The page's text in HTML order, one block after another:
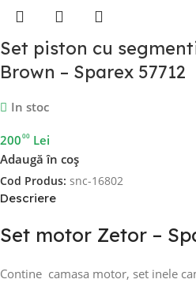
Set piston cu
Brown – Sparex 57712
In stoc
20000 Lei
Adaugă în coș
Cod Produs: snc-16802
Descriere
Set motor Zetor –
Contine camasa motor, set inele